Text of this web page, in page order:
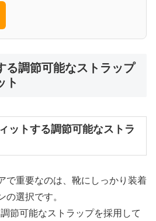
る調節可能なストラップ
ト
ットする調節可能なストラ
で重要なのは、靴にしっかり装着
の選択です。
節可能なストラップを採用して